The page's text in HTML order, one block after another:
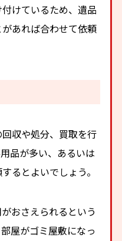
けているため、遺品
あれば合わせて依頼
収や処分、買取を行
品が多い、あるいは
るとよいでしょう。
おさえられるという
屋がゴミ屋敷になっ